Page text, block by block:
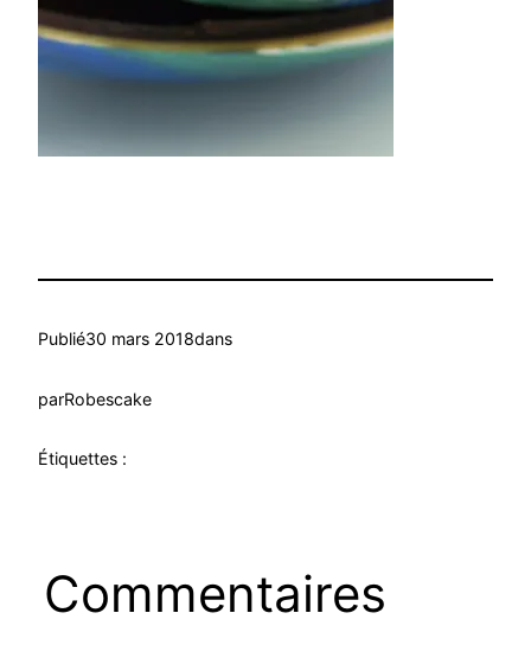
Publié30 mars 2018dans
parRobescake
Étiquettes :
Commentaires